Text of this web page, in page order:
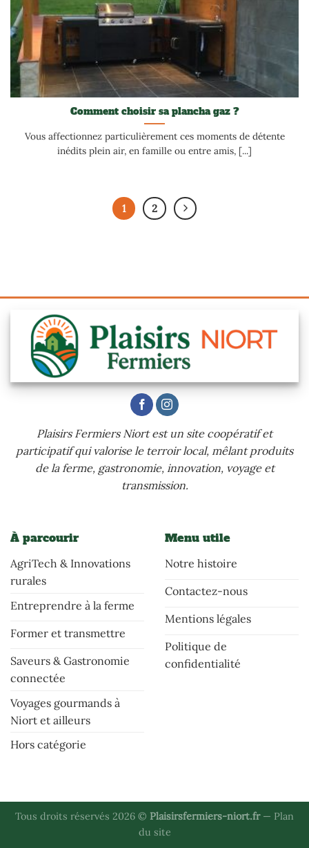
Comment choisir sa plancha gaz ?
Vous affectionnez particulièrement ces moments de détente
inédits plein air, en famille ou entre amis, [...]
1 2
Plaisirs Fermiers Niort est un site coopératif et
participatif qui valorise le terroir local, mêlant produits
de la ferme, gastronomie, innovation, voyage et
transmission.
À parcourir
AgriTech & Innovations
rurales
Entreprendre à la ferme
Former et transmettre
Saveurs & Gastronomie
connectée
Voyages gourmands à
Niort et ailleurs
Hors catégorie
Menu utile
Notre histoire
Contactez-nous
Mentions légales
Politique de
confidentialité
Tous droits réservés 2026 © Plaisirsfermiers-niort.fr— Plan
du site